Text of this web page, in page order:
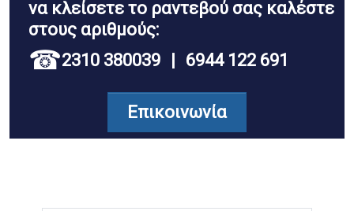
να κλείσετε το ραντεβού σας καλέστε
στους αριθμούς:
☎2310 380039 6944 122 691
Επικοινωνία